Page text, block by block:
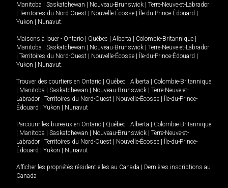
Manitoba | Saskatchewan | Nouveau-Brunswick | Terre-Neuve-et-Labrador
| Territoires du Nord-Ouest | Nouvelle-Écosse | Île-du-Prince-Édouard |
Yukon | Nunavut
Maisons à louer - Ontario | Québec | Alberta | Colombie-Britannique |
Manitoba | Saskatchewan | Nouveau-Brunswick | Terre-Neuve-et-Labrador
| Territoires du Nord-Ouest | Nouvelle-Écosse | Île-du-Prince-Édouard |
Yukon | Nunavut
Trouver des courtiers en Ontario | Québec | Alberta | Colombie-Britannique
| Manitoba | Saskatchewan | Nouveau-Brunswick | Terre-Neuve-et-
Labrador | Territoires du Nord-Ouest | Nouvelle-Écosse | Île-du-Prince-
Édouard | Yukon | Nunavut
Parcourir les bureaux en Ontario | Québec | Alberta | Colombie-Britannique
| Manitoba | Saskatchewan | Nouveau-Brunswick | Terre-Neuve-et-
Labrador | Territoires du Nord-Ouest | Nouvelle-Écosse | Île-du-Prince-
Édouard | Yukon | Nunavut
Afficher les propriétés résidentielles au Canada | Dernières inscriptions au
Canada